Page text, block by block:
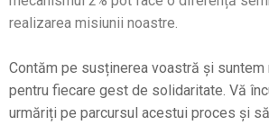
realizarea misiunii noastre.
Contăm pe susținerea voastră și
pentru fiecare gest de solidaritate. Vă
urmăriți pe parcursul acestui proces și